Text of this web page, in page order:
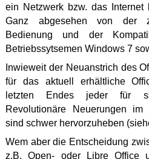
ein Netzwerk bzw. das Internet
Ganz abgesehen von der
Bedienung und der
Betriebssytsemen Windows 7
Inwieweit der Neuanstrich des
für das aktuell erhältliche
letzten Endes jeder für
Revolutionäre Neuerungen
sind schwer hervorzuheben
Wem aber die Entscheidung
z.B. Open- oder Libre Office